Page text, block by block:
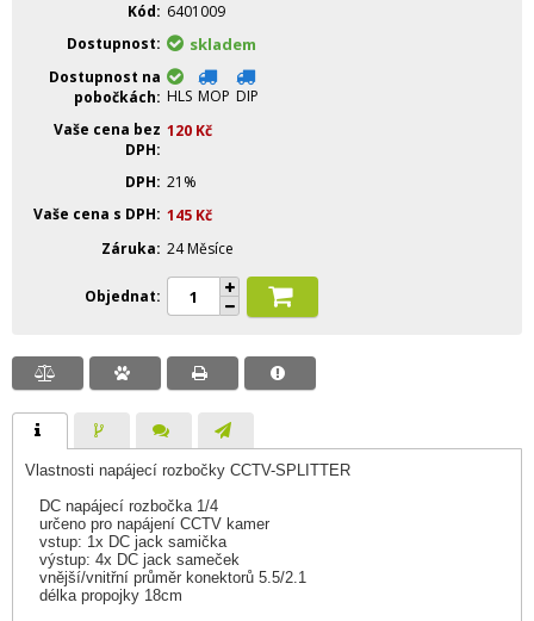
Kód
6401009
Dostupnost
skladem
Dostupnost na
pobočkách
HLS MOP DIP
Vaše cena bez
DPH
120 Kč
DPH 21%
Vaše cena s DPH 145 Kč
Záruka 24 Měsíce
Objednat
Vlastnosti napájecí rozbočky CCTV-SPLITTER
DC napájecí rozbočka 1/4
určeno pro napájení CCTV kamer
vstup: 1x DC jack samička
výstup: 4x DC jack sameček
vnější/vnitřní průměr konektorů 5.5/2.1
délka propojky 18cm